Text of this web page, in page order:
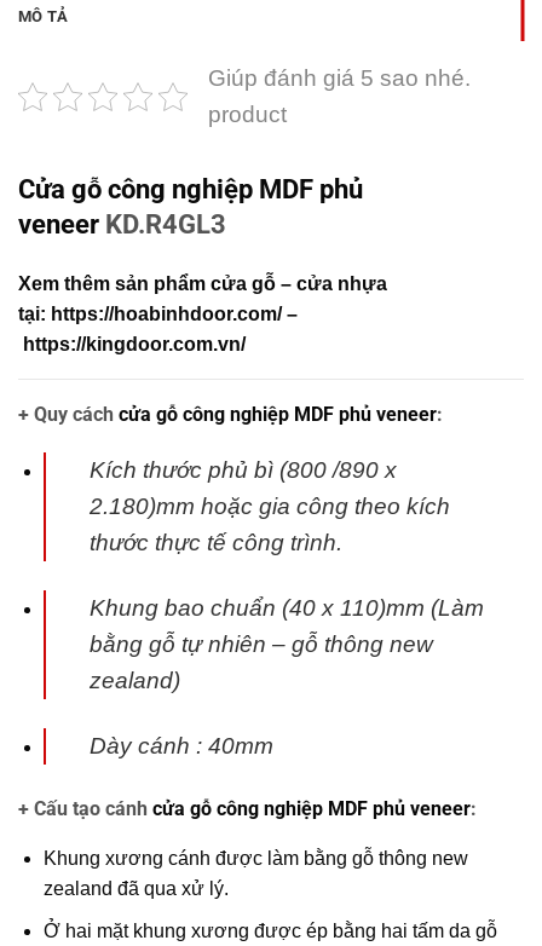
MÔ TẢ
Giúp đánh giá 5 sao nhé.
product
Cửa gỗ công nghiệp MDF phủ
veneer KD.R4GL3
Xem thêm sản phẩm cửa gỗ – cửa nhựa
tại: https://hoabinhdoor.com/–
https://kingdoor.com.vn/
+ Quy cách cửa gỗ công nghiệp MDF phủ veneer:
Kích thước phủ bì (800 /890 x
2.180)mm hoặc gia công theo kích
thước thực tế công trình.
Khung bao chuẩn (40 x 110)mm (Làm
bằng gỗ tự nhiên – gỗ thông new
zealand)
Dày cánh : 40mm
+ Cấu tạo cánh cửa gỗ công nghiệp MDF phủ veneer:
Khung xương cánh được làm bằng gỗ thông new
zealand đã qua xử lý.
Ở hai mặt khung xương được ép bằng hai tấm da gỗ